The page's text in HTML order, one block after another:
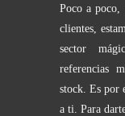
Poco a poco,
clientes,
sector
referencias
stock. Es por
a ti. Para